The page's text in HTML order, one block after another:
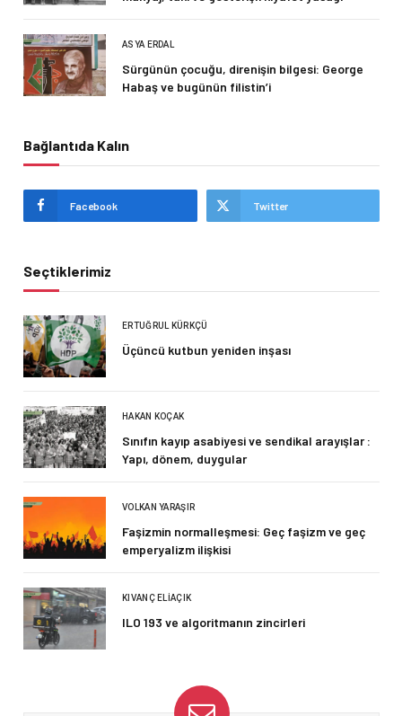
ASYA ERDAL
Sürgünün çocuğu, direnişin bilgesi: George
Habaş ve bugünün filistin’i
Bağlantıda Kalın
Facebook Twitter
Seçtiklerimiz
ERTUĞRUL KÜRKÇÜ
Üçüncü kutbun yeniden inşası
HAKAN KOÇAK
Sınıfın kayıp asabiyesi ve sendikal arayışlar :
Yapı, dönem, duygular
VOLKAN YARAŞIR
Faşizmin normalleşmesi: Geç faşizm ve geç
emperyalizm ilişkisi
KIVANÇ ELIAÇIK
ILO 193 ve algoritmanın zincirleri